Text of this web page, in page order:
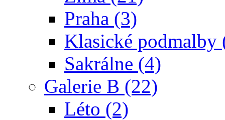
Praha (3)
Klasické podmalby
Sakrálne (4)
Galerie B (22)
Léto (2)